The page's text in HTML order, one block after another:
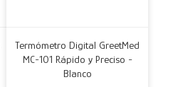
Termómetro Digital GreetMed
MC-101 Rápido y Preciso -
Blanco